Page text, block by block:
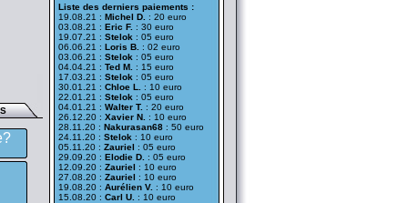
Liste des derniers paiements :
19.08.21 : Michel D.
: 20 euro
03.08.21 : Eric F. : 30 euro
19.07.21 : Stelok : 05 euro
06.06.21 : Loris B.
: 02 euro
03.06.21 : Stelok : 05 euro
04.04.21 : Ted M.
: 15 euro
17.03.21 : Stelok : 05 euro
30.01.21 : Chloe L.
: 10 euro
22.01.21 : Stelok : 05 euro
04.01.21 : Walter T. : 20 euro
26.12.20 : Xavier N.
: 10 euro
28.11.20 : Nakurasan68 : 50 euro
24.11.20 : Stelok : 10 euro
05.11.20 : Zauriel : 05 euro
29.09.20 : Elodie D.
: 05 euro
12.09.20 : Zauriel : 10 euro
27.08.20 : Zauriel : 10 euro
19.08.20 : Aurélien V. : 10 euro
15.08.20 : Carl U.
: 10 euro